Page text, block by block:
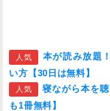
人気
本が読み放題
い方【30日は無料】
人気
寝ながら本を
も1冊無料】